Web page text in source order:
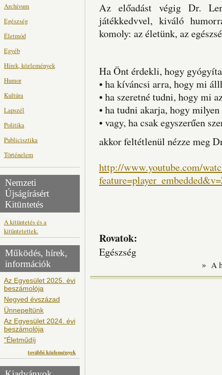
Archívum
Egészség
Életmód
Egyéb
Hírek, közlemények
Humor
Kultúra
Lapszél
Politika
Publicisztika
Történelem
Nemzeti
Újságírásért
Kitüntetés
A kitüntetés és a
kitüntetettek.
Működés, hírek,
információk
Az Egyesület 2025. évi
beszámolója
Negyed évszázad
Ünnepeltünk
Az Egyesület 2024. évi
beszámolója
"Életműdíj
további közlemények
Az előadást végig Dr.
játékkedvvel, kiváló
komoly: az életünk, az
Ha Önt érdekli, hogy
• ha kíváncsi arra, hogy mi
• ha szeretné tudni, hogy mi
• ha tudni akarja, hogy
• vagy, ha csak egyszerűen
akkor feltétlenül nézze meg
http://www.youtube.com/
Rovatok:
Egészség
» A